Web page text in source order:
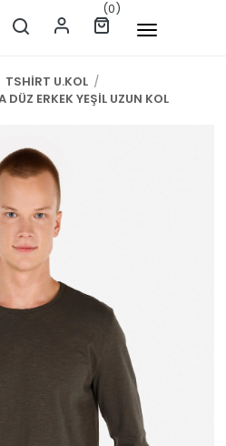
(0)
TSHİRT U.KOL /
DÜZ ERKEK YEŞİL UZUN KOL